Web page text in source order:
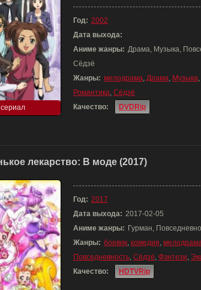
Год: 2002
Дата выхода:
Аниме жанры: Драма, Музыка,
Сёдзё
Жанры: мелодрама, Драма, Музыка,
Романтика, Сёдзё
Качество:
DVDRip
лекарство: В моде (2017)
Год: 2017
Дата выхода: 2017-02-05
Аниме жанры: Гурман,
Жанры: боевик, комедия,
Повседневность, Сёдзё, Фэнтези,
Качество:
HDTVRip